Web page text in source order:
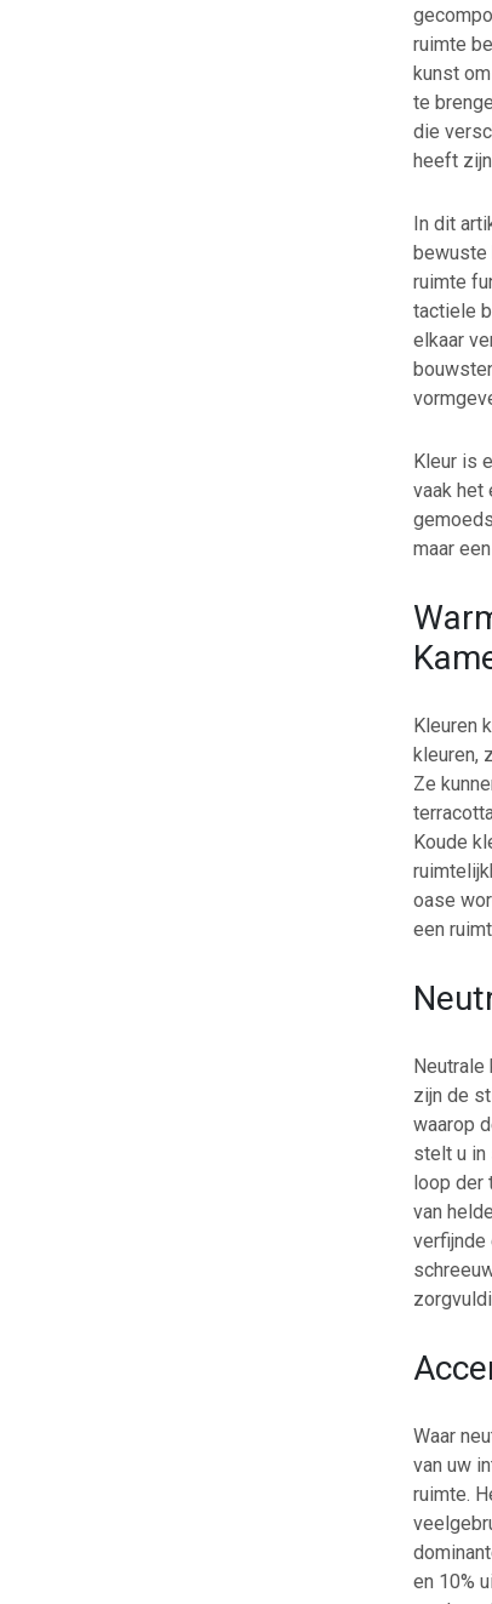
ruimte
kunst
te
die
heeft
In dit
bewuste
ruimte
tactiele
elkaar
Kleur is
vaak het
maar
Kleuren
kleuren,
Ze
Koude
oase
een
Neutrale
zijn de
waarop
stelt u in
loop der
van
verfijnde
Waar
van uw
ruimte.
en 10%